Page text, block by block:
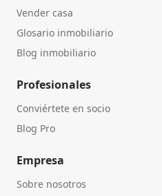
Vender casa
Glosario inmobiliario
Blog inmobiliario
Profesionales
Conviértete en socio
Blog Pro
Empresa
Sobre nosotros